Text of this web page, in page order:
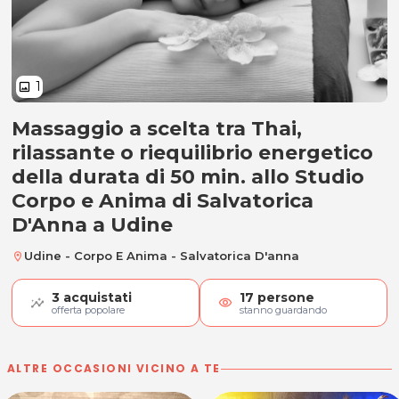
image 1
Massaggio Thai, rilassante o
Massaggio a scelta tra Thai,
rilassante o riequilibrio energetico
della durata di 50 min. allo Studio
Corpo e Anima di Salvatorica
D'Anna a Udine
location_on Udine - Corpo E Anima - Salvatorica D'anna
3 acquistati
offerta popolare visibility 17 persone
stanno guardando
ALTRE OCCASIONI VICINO A TE